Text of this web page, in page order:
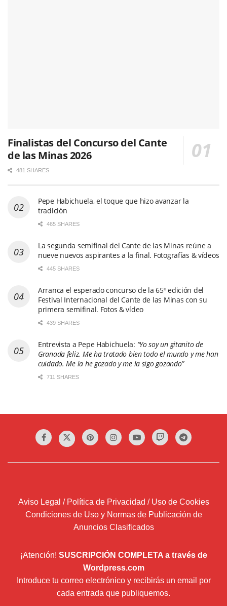
Finalistas del Concurso del Cante
de las Minas 2026
481 SHARES
Pepe Habichuela, el toque que hizo avanzar la
tradición
465 SHARES
La segunda semifinal del Cante de las Minas reúne a
nueve nuevos aspirantes a la final. Fotografías & vídeos
445 SHARES
Arranca el esperado concurso de la 65º edición del
Festival Internacional del Cante de las Minas con su
primera semifinal. Fotos & vídeo
439 SHARES
Entrevista a Pepe Habichuela: “Yo soy un gitanito de
Granada feliz. Me ha tratado bien todo el mundo y me han
cuidado. Me la he gozado y me la sigo gozando”
711 SHARES
Aviso Legal / Política de Privacidad / Uso de Cookies
Condiciones de Uso y Normas de Publicación de
Anuncios Clasificados
¡Atención! SUSCRIPCIÓN COMPLETA a través de
Wordpress.com
Introduce tu correo electrónico y recibirás un email por
cada entrada que publiquemos.